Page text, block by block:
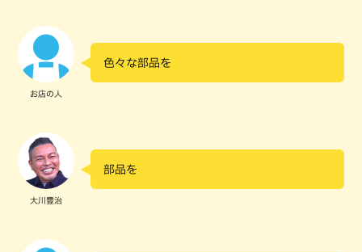
お店の人
色々な部品を
大川豊治
部品を